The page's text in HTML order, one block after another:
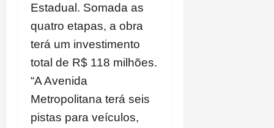
Estadual. Somada as
quatro etapas, a obra
terá um investimento
total de R$ 118 milhões.
“A Avenida
Metropolitana terá seis
pistas para veículos,